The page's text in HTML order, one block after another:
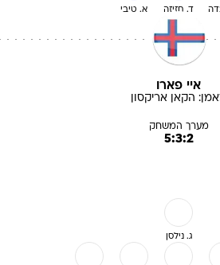
א. טיבי ד. חזיזה
איי פארו
הקאן אריקסון
מערך המשחק
5:3:2
ג. נילסן